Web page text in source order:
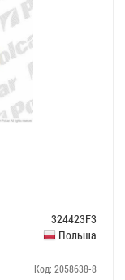
324423F3
Польша
Код: 2058638-8